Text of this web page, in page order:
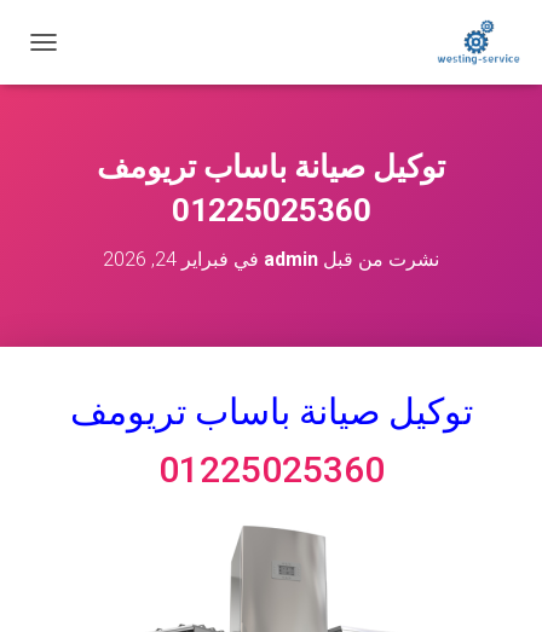
ب
توكيل صيانة باساب تريومف
01225025360
نشرت من قبل admin في فبراير 24, 2026
توكيل صيانة باسابتريومف
01225025360